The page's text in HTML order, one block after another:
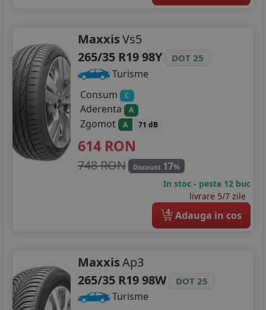
MaxxisVs5
265/35 R19 98Y
DOT 25
Turisme
Consum
C
Aderenta A
Zgomot A 71 dB
614 RON
748 RON Discount 17%
In stoc - peste 12 buc
livrare 5/7 zile
4 Adauga in cos
MaxxisAp3
265/35 R19 98W
DOT 25
Turisme